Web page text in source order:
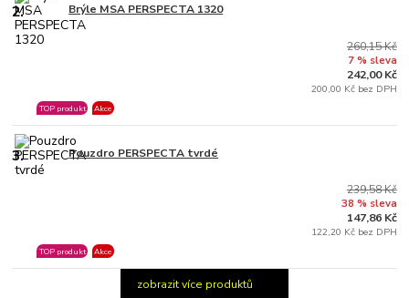
2. Brýle MSA PERSPECTA 1320
TOP produkt Akce
260,15 Kč
7 % sleva
242,00 Kč
200,00 Kč bez DPH
3. Pouzdro PERSPECTA tvrdé
TOP produkt Akce
239,58 Kč
38 % sleva
147,86 Kč
122,20 Kč bez DPH
zobrazit více produktů